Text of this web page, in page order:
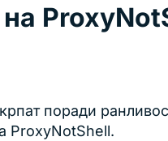
поради
ProxyNotShell.